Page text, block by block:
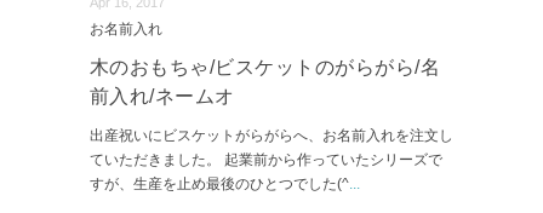
お名前入れ
木のおもちゃ/ビスケットのがらがら/名
前入れ/ネームオ
出産祝いにビスケットがらがらへ、お名前入れを注文し
ていただきました。 起業前から作っていたシリーズで
すが、生産を止め最後のひとつでした(^...